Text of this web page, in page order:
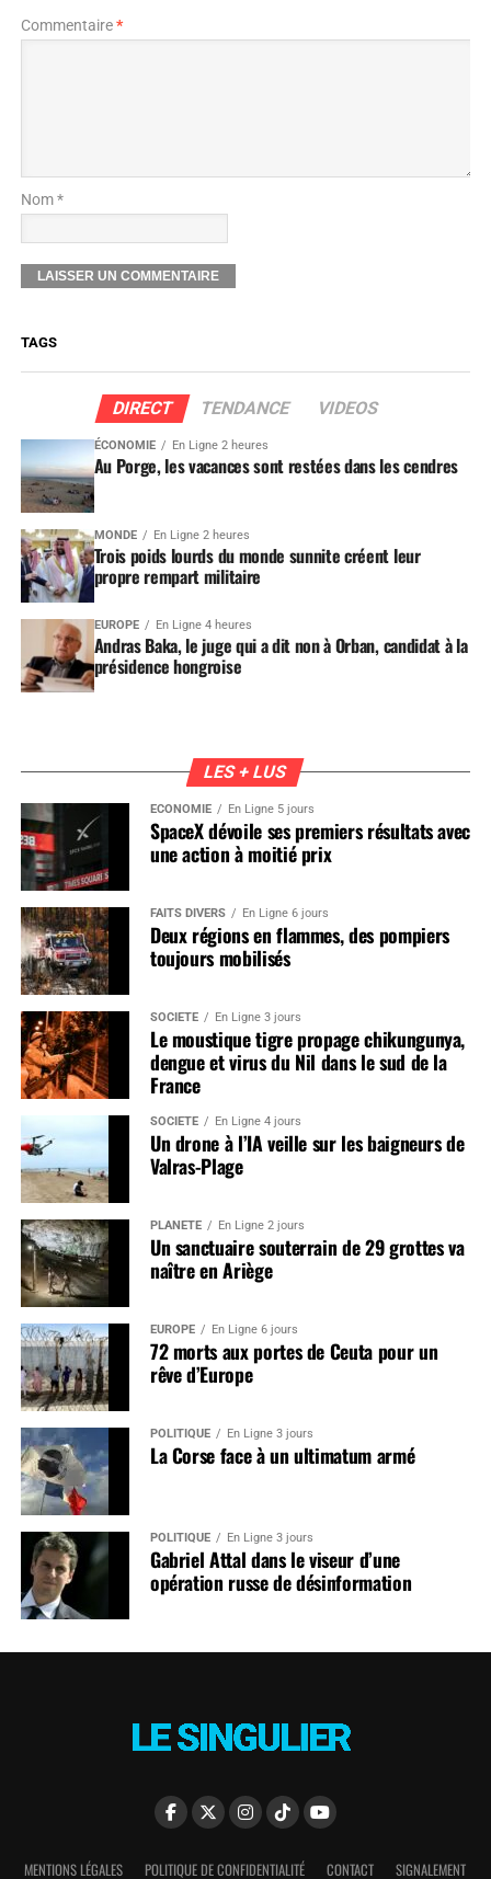
Commentaire*
Nom *
TAGS
DIRECT TENDANCE VIDEOS
ÉCONOMIE En Ligne 2 heures
Au Porge, les vacances sont restées dans les cendres
MONDE En Ligne 2 heures
Trois poids lourds du monde sunnite créent leur
propre rempart militaire
EUROPE En Ligne 4 heures
Andras Baka, le juge qui a dit non à Orban, candidat à la
présidence hongroise
LES + LUS
ÉCONOMIE En Ligne 5 jours
SpaceX dévoile ses premiers résultats avec
une action à moitié prix
FAITS DIVERS En Ligne 6 jours
Deux régions en flammes, des pompiers
toujours mobilisés
SOCIÉTÉ En Ligne 3 jours
Le moustique tigre propage chikungunya,
dengue et virus du Nil dans le sud de la
France
SOCIÉTÉ En Ligne 4 jours
Un drone à l’IA veille sur les baigneurs de
Valras-Plage
PLANÈTE En Ligne 2 jours
Un sanctuaire souterrain de 29 grottes va
naître en Ariège
EUROPE En Ligne 6 jours
72 morts aux portes de Ceuta pour un
rêve d’Europe
POLITIQUE En Ligne 3 jours
La Corse face à un ultimatum armé
POLITIQUE En Ligne 3 jours
Gabriel Attal dans le viseur d’une
opération russe de désinformation
MENTIONS LÉGALES POLITIQUE DE CONFIDENTIALITÉ CONTACT SIGNALEMENT